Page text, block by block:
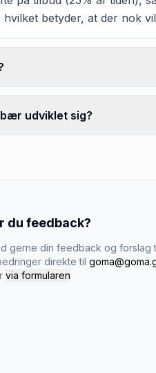
betyder, at der nok
udviklet sig?
du feedback?
gerne din feedback og forslag
direkte til
via formularen